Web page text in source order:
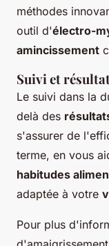
méthodes
outil d'électro-
amincissement
Suivi et
Le suivi dans la
delà des
s'assurer de
terme, en vous
habitudes
adaptée à votre
Pour plus